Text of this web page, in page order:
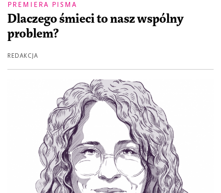
PREMIERA PISMA
Dlaczego śmieci to nasz wspólny
problem?
REDAKCJA